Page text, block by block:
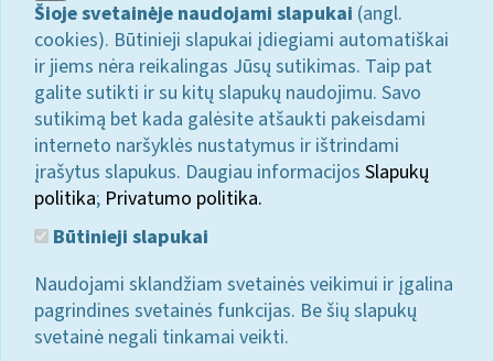
Šioje svetainėje naudojami slapukai (angl.
cookies). Būtinieji slapukai įdiegiami automatiškai
ir jiems nėra reikalingas Jūsų sutikimas. Taip pat
galite sutikti ir su kitų slapukų naudojimu. Savo
sutikimą bet kada galėsite atšaukti pakeisdami
interneto naršyklės nustatymus ir ištrindami
įrašytus slapukus. Daugiau informacijos Slapukų
politika; Privatumo politika.
Būtinieji slapukai
Naudojami sklandžiam svetainės veikimui ir įgalina
pagrindines svetainės funkcijas. Be šių slapukų
svetainė negali tinkamai veikti.